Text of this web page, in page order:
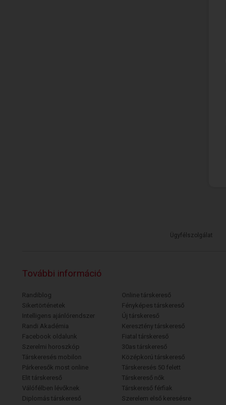
Ügyfélszolgálat
További információ
Randiblog
Sikertörténetek
Intelligens ajánlórendszer
Randi Akadémia
Facebook oldalunk
Szerelmi horoszkóp
Társkeresés mobilon
Párkeresők most online
Elit társkereső
Válófélben lévőknek
Diplomás társkereső
Online társkereső
Fényképes társkereső
Új társkereső
Keresztény társkereső
Fiatal társkereső
30as társkereső
Középkorú társkereső
Társkeresés 50 felett
Társkereső nők
Társkereső férfiak
Szerelem első keresésre